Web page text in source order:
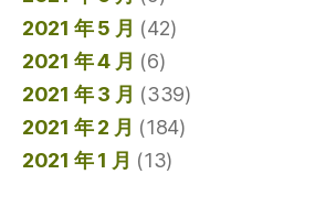
2021 年 5 月 (42)
2021 年 4 月 (6)
2021 年 3 月 (339)
2021 年 2 月 (184)
2021 年 1 月 (13)